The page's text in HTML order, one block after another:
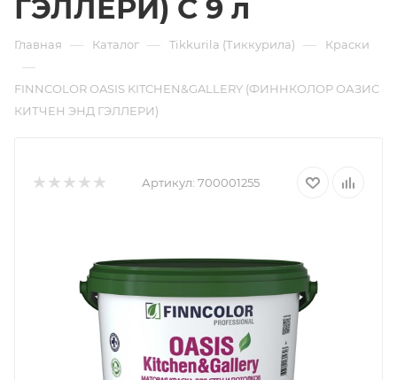
ГЭЛЛЕРИ) C 9 л
Главная — Каталог — Tikkurila (Тиккурила) — Краски
—
FINNCOLOR OASIS KITCHEN&GALLERY (ФИННКОЛОР ОАЗИС
КИТЧЕН ЭНД ГЭЛЛЕРИ)
Артикул: 700001255